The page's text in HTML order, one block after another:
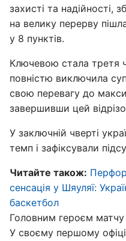
захисті та надійності,
на велику перерву
у 8 пунктів.
Ключевою стала третя
повністю виключила
свою перевагу до
завершивши цей
У заключній чверті
темп і зафіксували
Читайте також:
сенсація у Шяуляї:
баскетбол
Головним героєм
У своєму першому